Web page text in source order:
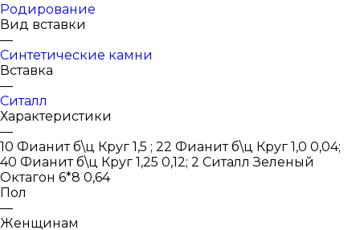
Родирование
Вид вставки
—
Синтетические камни
Вставка
—
Ситалл
Характеристики
—
10 Фианит б\ц Круг 1,5 ; 22 Фианит б\ц Круг 1,0 0,04;
40 Фианит б\ц Круг 1,25 0,12; 2 Ситалл Зеленый
Октагон 6*8 0,64
Пол
—
Женщинам